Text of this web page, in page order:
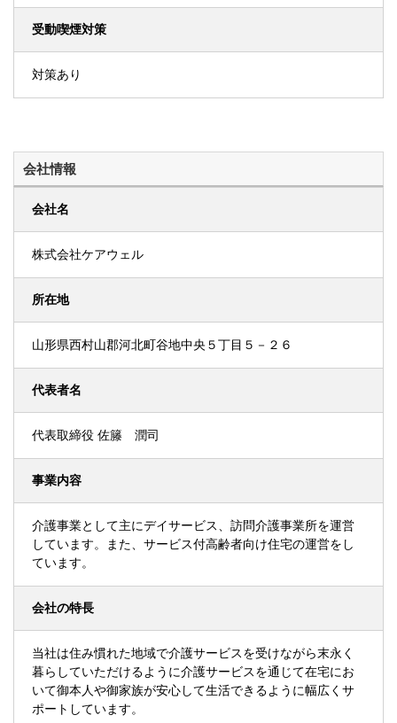
受動喫煙対策
対策あり
会社情報
会社名
株式会社ケアウェル
所在地
山形県西村山郡河北町谷地中央５丁目５－２６
代表者名
代表取締役 佐籐 潤司
事業内容
介護事業として主にデイサービス、訪問介護事業所を運営
しています。また、サービス付高齢者向け住宅の運営をし
ています。
会社の特長
当社は住み慣れた地域で介護サービスを受けながら末永く
暮らしていただけるように介護サービスを通じて在宅にお
いて御本人や御家族が安心して生活できるように幅広くサ
ポートしています。